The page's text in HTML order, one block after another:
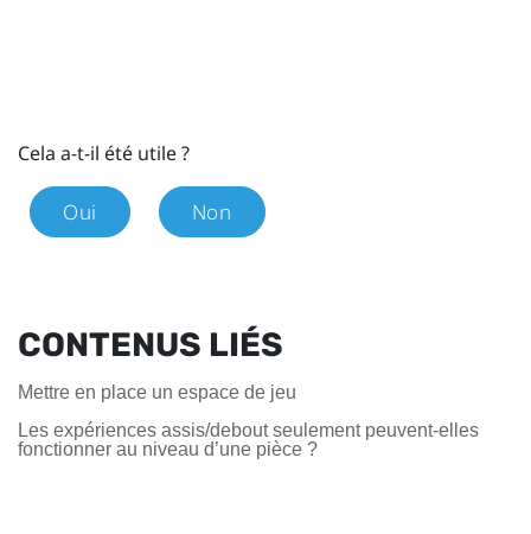
Cela a-t-il été utile ?
Oui Non
CONTENUS LIÉS
Mettre en place un espace de jeu
Les expériences assis/debout seulement peuvent-elles
fonctionner au niveau d’une pièce ?